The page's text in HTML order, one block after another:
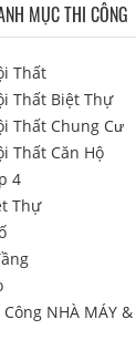
MỤC THI CÔNG
Thất
Thất Biệt Thự
Thất Chung Cư
Thất Căn Hộ
4
Thự
NHÀ MÁY &